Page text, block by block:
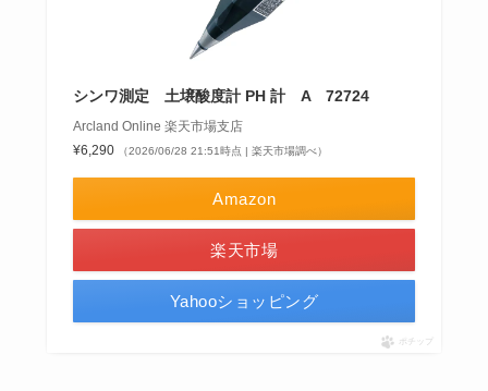
シンワ測定 土壌酸度計 PH 計 A 72724
Arcland Online 楽天市場支店
¥6,290
（2026/06/28 21:51時点 | 楽天市場調べ）
Amazon
楽天市場
Yahooショッピング
ポチップ